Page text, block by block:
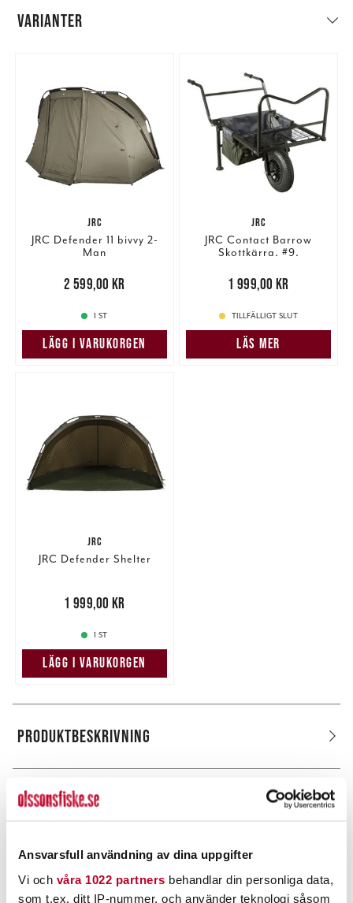
Ansvarsfull användning av dina uppgifter
Vi och våra 1022 partners behandlar din personliga data,
som t.ex. ditt IP-nummer, och använder teknologi såsom
VARIANTER
JRC
JRC Defender 11 bivvy 2-
Man
2 599,00 kr
2 599,00 kr
1 ST
LÄGG I VARUKORGEN
JRC
JRC Contact Barrow
Skottkärra. #9.
1 999,00 kr
1 999,00 kr
TILLFÄLLIGT SLUT
LÄS MER
JRC
JRC Defender Shelter
1 999,00 kr
1 999,00 kr
1 ST
LÄGG I VARUKORGEN
PRODUKTBESKRIVNING